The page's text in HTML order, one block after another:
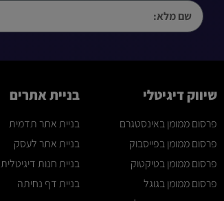
שיווק דיגיטלי
פרסום ממומן באינסטגרם
פרסום ממומן בפייסבוק
פרסום ממומן בטיקטוק
פרסום ממומן בגוגל
בניית אתרים
בניית אתר תדמית
בניית אתר לעסק
בניית חנות דיגיטלית
בניית דף נחיתה